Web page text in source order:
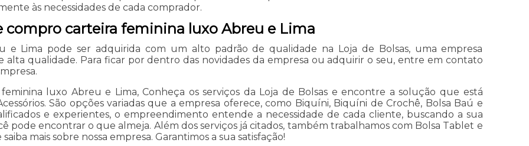
às necessidades de cada comprador.
compro carteira feminina luxo Abreu e Lima
e Lima pode ser adquirida com um alto padrão de qualidade na Loja de Bolsas, uma empresa
alta qualidade. Para ficar por dentro das novidades da empresa ou adquirir o seu, entre em contato
luxo Abreu e Lima, Conheça os serviços da Loja de Bolsas e encontre a solução que está
São opções variadas que a empresa oferece, como Biquíni, Biquíni de Crochê, Bolsa Baú e
e experientes, o empreendimento entende a necessidade de cada cliente, buscando a sua
pode encontrar o que almeja. Além dos serviços já citados, também trabalhamos com Bolsa Tablet e
mais sobre nossa empresa. Garantimos a sua satisfação!